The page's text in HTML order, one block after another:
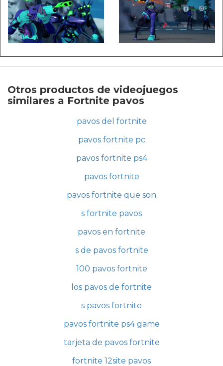
Otros productos de videojuegos
similares a Fortnite pavos
pavos del fortnite
pavos fortnite pc
pavos fortnite ps4
pavos fortnite
pavos fortnite que son
s fortnite pavos
pavos en fortnite
s de pavos fortnite
100 pavos fortnite
los pavos de fortnite
s pavos fortnite
pavos fortnite ps4 game
tarjeta de pavos fortnite
fortnite 12site pavos